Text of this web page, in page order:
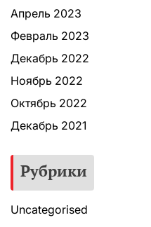
Апрель 2023
Февраль 2023
Декабрь 2022
Ноябрь 2022
Октябрь 2022
Декабрь 2021
Рубрики
Uncategorised